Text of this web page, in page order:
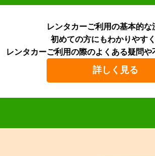
レンタカーご利用の基本的な
初めての方にもわかりやすく
レンタカーご利用の際のよくある疑問や
詳しく見る